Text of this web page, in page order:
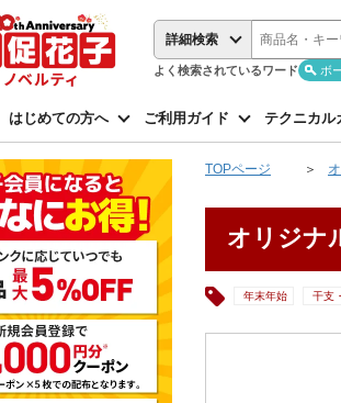
詳細検索
よく検索されているワード ボ
はじめての方へ ご利用ガイド テクニカル
TOPページ
オリジナ
年末年始 干支